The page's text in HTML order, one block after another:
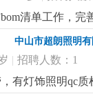
装饰灯具，需要
出口灯饰企业
清单工作，
先； 3、有1:1放
中山市超朗照明
| 招聘人数：1
有灯饰照明qc